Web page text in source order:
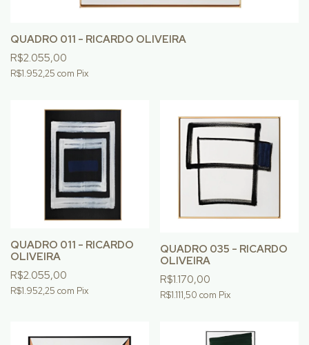
QUADRO 011 - RICARDO OLIVEIRA
R$2.055,00
R$1.952,25 com Pix
QUADRO 011 - RICARDO
OLIVEIRA
R$2.055,00
R$1.952,25 com Pix
QUADRO 035 - RICARDO
OLIVEIRA
R$1.170,00
R$1.111,50 com Pix